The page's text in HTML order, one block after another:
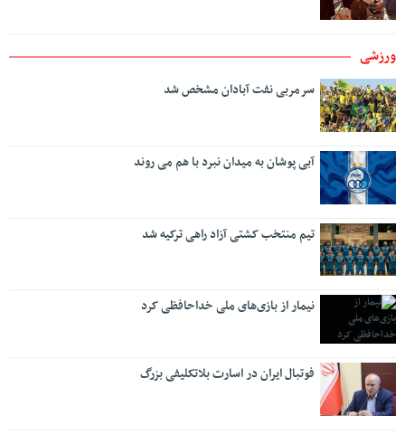
ورزشی
سرمربی نفت آبادان مشخص شد
آبی پوشان به میدان نبرد با هم می روند
تیم منتخب کشتی آزاد راهی ترکیه شد
نیمار از بازی‌های ملی خداحافظی کرد
فوتبال ایران در اسارت بلاتکلیفی بزرگ